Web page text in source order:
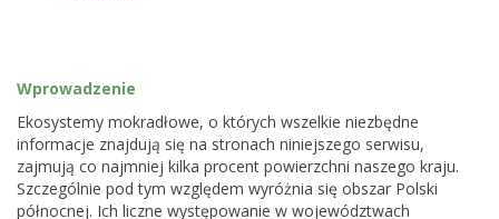
Wprowadzenie
Ekosystemy mokradłowe, o których wszelkie niezbędne
informacje znajdują się na stronach niniejszego serwisu,
zajmują co najmniej kilka procent powierzchni naszego kraju.
Szczególnie pod tym względem wyróżnia się obszar Polski
północnej. Ich liczne występowanie w województwach